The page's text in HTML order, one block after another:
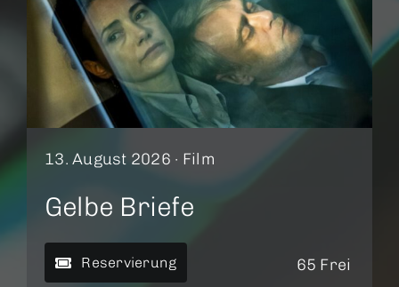
13. August 2026 · Film
Gelbe Briefe
Reservierung 65 Frei